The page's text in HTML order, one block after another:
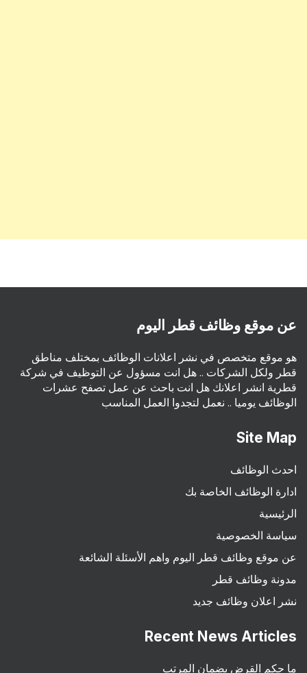
عن موقع وظائف قطر اليوم
هو موقع متخصص في نشر اعلانات الوظائف بمختلف مناطق
قطر ولكل الشركات .. هل انت مسؤول عن التوظيف في شركة
قطرية انشر اعلانك هل انت باحث عن عمل تصفح عشرات
الوظائف يوميا .. نعمل لتجدوا العمل المناسب
Site Map
احدث الوظائف
ادارة الوظائف الخاصة بك
الرئيسية
سياسة الخصوصية
عن موقع وظائف قطر اليوم واهم الأسئلة الشائعة
مدونة وظائف قطر
نشر اعلان وظائف جديد
Recent News Articles
ما حكم القرض بضمان المرتب